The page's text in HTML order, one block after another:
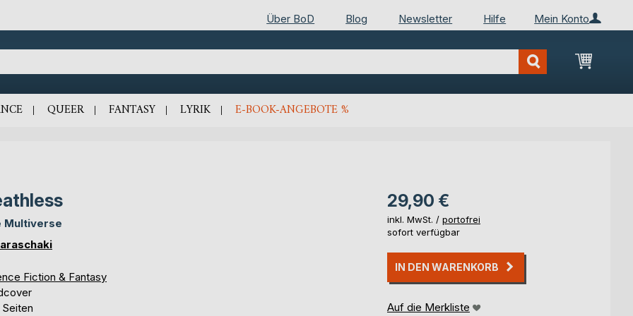
Mein Konto
Über BoD Blog Newsletter Hilfe
Mein
QUEER FANTASY LYRIK E-BOOK-ANGEBOTE %
Multiverse
Fiction & Fantasy
29,90 €
inkl. MwSt. / portofrei
sofort verfügbar
IN DEN WARENKORB
Auf die Merkliste